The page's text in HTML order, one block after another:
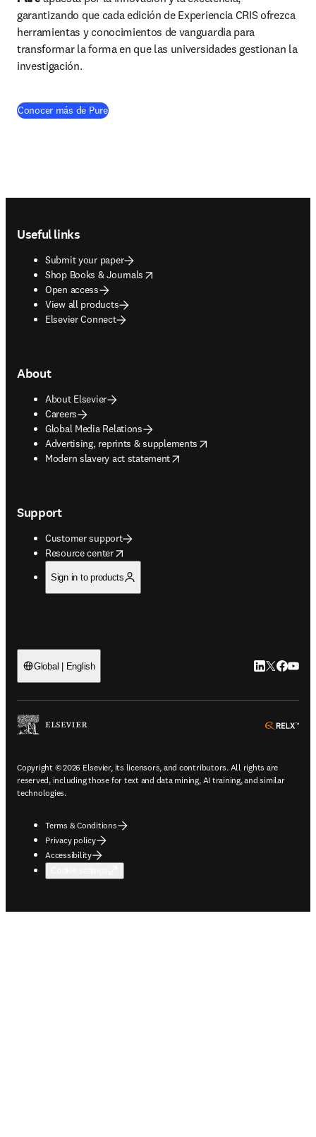
garantizando que cada edición de Experiencia CRIS ofrezca
herramientas y conocimientos de vanguardia para
transformar la forma en que las universidades gestionan la
investigación.
Conocer más de Pure
Useful links
Submit your paper
Shop Books & Journals
opens in new tab/window
Open access
View all products
Elsevier Connect
About
About Elsevier
Careers
Global Media Relations
Advertising, reprints & supplements
opens in new tab/window
Modern slavery act statement
opens in new tab/window
Support
Customer support
Resource center
opens in new tab/window
Sign in to products
Global | English LinkedIn
Twitter
Copyright © 2026 Elsevier, its licensors, and contributors. All rights are
reserved, including those for text and data mining, AI training, and similar
technologies.
Terms & Conditions
Privacy policy
Accessibility